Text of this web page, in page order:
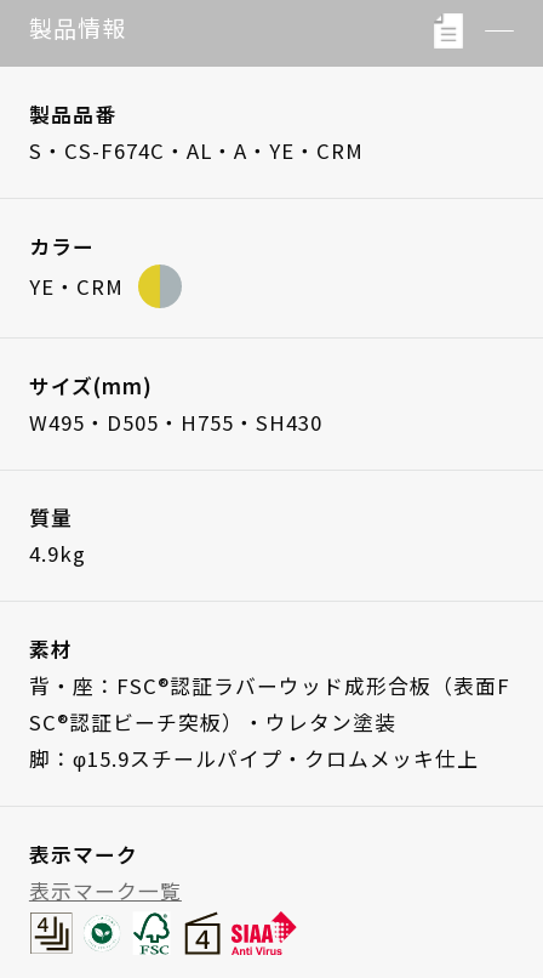
製品情報
製品品番
S・CS-F674C・AL・A・YE・CRM
カラー
YE・CRM
サイズ(mm)
W495・D505・H755・SH430
質量
4.9kg
素材
背・座：FSC®認証ラバーウッド成形合板（表面F
SC®認証ビーチ突板）・ウレタン塗装
脚：φ15.9スチールパイプ・クロムメッキ仕上
表示マーク
表示マーク一覧